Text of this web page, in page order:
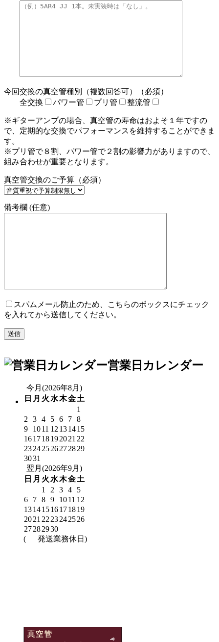
今回交換の真空管種別（複数回答可）（必須）
全交換
パワー管 プリ管 整流管
※ギターアンプの場合、真空管の寿命はおよそ１年ですの
で、定期的な交換でパフォーマンスを維持することができま
す。
※プリ管で８割、パワー管で２割の影響力がありますので、
組み合わせが重要となります。
真空管交換のご予算（必須）
備考欄 (任意)
スパムメール防止のため、こちらのボックスにチェック
を入れてから送信してください。
営業日カレンダー
今月(2026年8月)
日 月 火 水木金土
1
2
3 4 5 6 7 8
9
1011 12 131415
161718192021 22
23242526272829
3031
翌月(2026年9月)
日 月 火 水木金土
1
2 3 4
5
6
7 8 9 1011 12
13141516171819
2021 22 23242526
27282930
(
発送業務休日)